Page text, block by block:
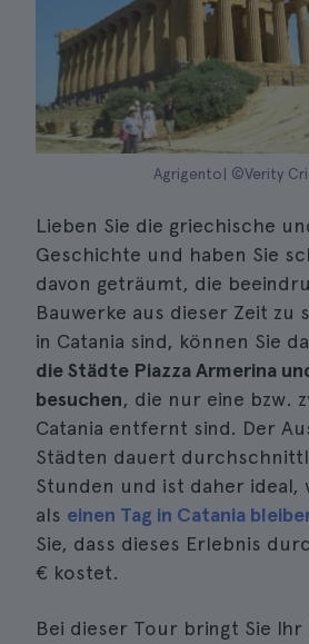
Agrigento| ©Verity
Lieben Sie die griechische
Geschichte und haben Sie
davon geträumt, die
Bauwerke aus dieser Zeit zu
in Catania sind, können Sie
die Städte Piazza Armerina
besuchen, die nur eine bzw.
Catania entfernt sind. Der
Städten dauert
Stunden und ist daher ideal,
als einen Tag in Catania
Sie, dass dieses Erlebnis
€ kostet.
Bei dieser Tour bringt Sie Ihr